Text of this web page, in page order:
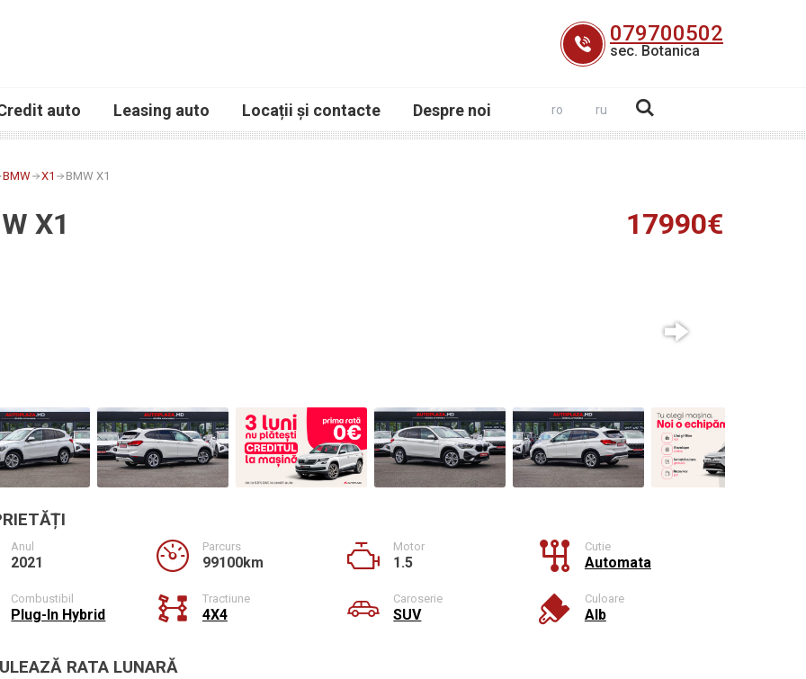
079700502
sec. Botanica
auto Leasing auto Locații și contacte Despre noi ro ru
BMW X1 BMW X1
X1 17990€
Anul
2021
Parcurs
99100km
Motor
1.5
Cutie
Automata
Combustibil
Plug-In Hybrid
Tractiune
4X4
Caroserie
SUV
Culoare
Alb
RATA LUNARĂ